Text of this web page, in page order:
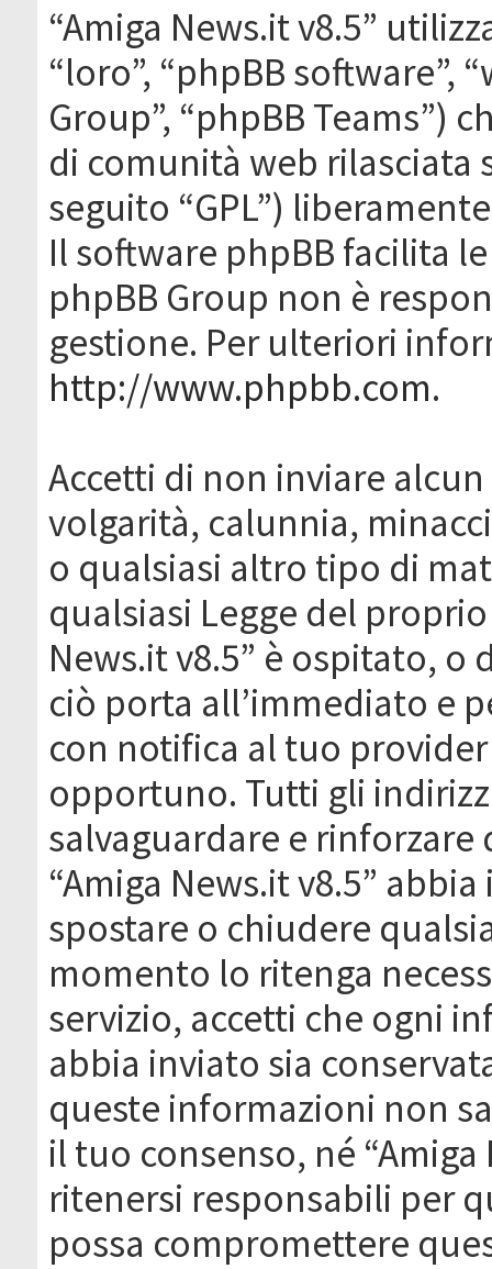
“Amiga News.it v8.5”
“loro”, “phpBB software”,
Group”, “phpBB Teams”)
di comunità web rilasciata
seguito “GPL”)
Il software phpBB facilita
phpBB Group non è
gestione. Per ulteriori
http://www.phpbb.com.
Accetti di non inviare
volgarità, calunnia,
o qualsiasi altro tipo di
qualsiasi Legge del
News.it v8.5” è ospitato, o
ciò porta all’immediato e
con notifica al tuo
opportuno. Tutti gli
salvaguardare e
“Amiga News.it v8.5”
spostare o chiudere
momento lo ritenga
servizio, accetti che ogni
abbia inviato sia
queste informazioni non
il tuo consenso, né
ritenersi responsabili per
possa compromettere